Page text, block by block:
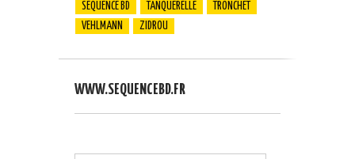
SÉQUENCE BD
TANQUERELLE
TRONCHET
VEHLMANN
ZIDROU
WWW.SEQUENCEBD.FR